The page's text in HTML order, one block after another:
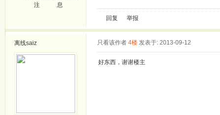
注
息
回复 举报
离线saiz 只看该作者 4楼 发表于: 2013-09-12
好东西，谢谢楼主